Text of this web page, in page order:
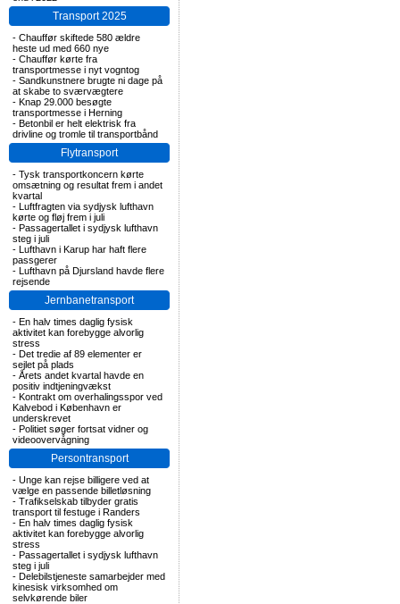
Transport 2025
- Chauffør skiftede 580 ældre
heste ud med 660 nye
- Chauffør kørte fra
transportmesse i nyt vogntog
- Sandkunstnere brugte ni dage på
at skabe to sværvægtere
- Knap 29.000 besøgte
transportmesse i Herning
- Betonbil er helt elektrisk fra
drivline og tromle til transportbånd
Flytransport
- Tysk transportkoncern kørte
omsætning og resultat frem i andet
kvartal
- Luftfragten via sydjysk lufthavn
kørte og fløj frem i juli
- Passagertallet i sydjysk lufthavn
steg i juli
- Lufthavn i Karup har haft flere
passgerer
- Lufthavn på Djursland havde flere
rejsende
Jernbanetransport
- En halv times daglig fysisk
aktivitet kan forebygge alvorlig
stress
- Det tredie af 89 elementer er
sejlet på plads
- Årets andet kvartal havde en
positiv indtjeningvækst
- Kontrakt om overhalingsspor ved
Kalvebod i København er
underskrevet
- Politiet søger fortsat vidner og
videoovervågning
Persontransport
- Unge kan rejse billigere ved at
vælge en passende billetløsning
- Trafikselskab tilbyder gratis
transport til festuge i Randers
- En halv times daglig fysisk
aktivitet kan forebygge alvorlig
stress
- Passagertallet i sydjysk lufthavn
steg i juli
- Delebilstjeneste samarbejder med
kinesisk virksomhed om
selvkørende biler